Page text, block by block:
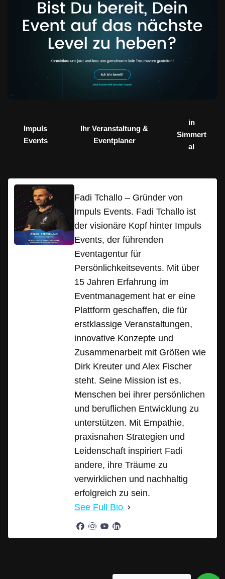
Impuls
Events
Ihr Veranstaltung &
Eventplaner
in
Simmert
al
Fadi Tchallo – Gründer von
Impuls Events. Fadi Tchallo ist
der visionäre Kopf hinter Impuls
Events, der führenden
Eventagentur für
Persönlichkeitsevents. Mit über
15 Jahren Erfahrung im
Eventmanagement hat er eine
Plattform geschaffen, die für
erstklassige Veranstaltungen,
innovative Konzepte und
Zusammenarbeit mit Größen wie
Dirk Kreuter und Alex Fischer
steht. Seine Mission ist es,
Menschen bei ihrer persönlichen
und beruflichen Entwicklung zu
unterstützen. Mit Empathie,
praxisnahen Strategien und
Leidenschaft inspiriert Fadi
andere, ihre Träume zu
verwirklichen und nachhaltig
erfolgreich zu sein.
See Full Bio